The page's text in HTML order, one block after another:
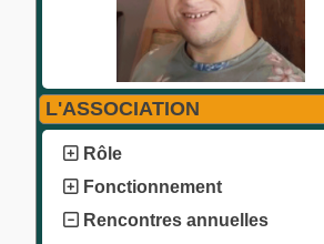
L'ASSOCIATION
Rôle
Fonctionnement
Rencontres annuelles